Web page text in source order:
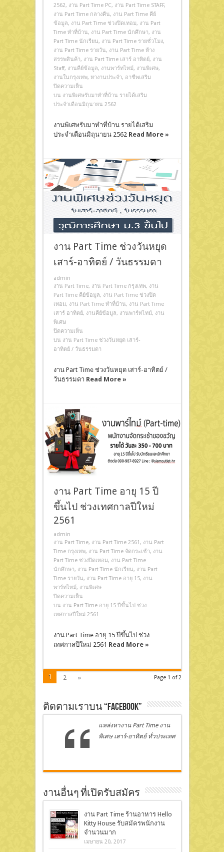
2562, งาน Part Time PC, งาน Part Time STAFF,
งาน Part Time กลางคืน, งาน Part Time คีย์
ข้อมูล, งาน Part Time ช่วงปิดเทอม, งาน Part
Time ทําที่บ้าน, งาน Part Time นักศึกษา, งาน
Part Time นักเรียน, งาน Part Time รายชั่วโมง,
งาน Part Time รายวัน, งาน Part Time ห้าง
สรรพสินค้า, งาน Part Time เสาร์ อาทิตย์, งาน
Staff, งานคีย์ข้อมูล, งานพาร์ทไทม์, งานพิเศษ,
งานในกรุงเทพ, หางานประจำ, อาชีพเสริม
ปิดความเห็น
บน งานพิเศษรับมาทำที่บ้าน รายได้เสริม
ประจำเดือนมิถุนายน 2562
งานพิเศษรับมาทำที่บ้าน รายได้เสริม
ประจำเดือนมิถุนายน 2562 Read More »
งาน Part Time ช่วงวันหยุด
เสาร์-อาทิตย์ / วันธรรมดา
admin
งาน Part Time, งาน Part Time กรุงเทพ, งาน
Part Time คีย์ข้อมูล, งาน Part Time ช่วงปิด
เทอม, งาน Part Time ทําที่บ้าน, งาน Part Time
เสาร์ อาทิตย์, งานคีย์ข้อมูล, งานพาร์ทไทม์, งาน
พิเศษ
ปิดความเห็น
บน งาน Part Time ช่วงวันหยุด เสาร์-
อาทิตย์ / วันธรรมดา
งาน Part Time ช่วงวันหยุด เสาร์-อาทิตย์ /
วันธรรมดา Read More »
งาน Part Time อายุ 15 ปี
ขึ้นไป ช่วงเทศกาลปีใหม่
2561
admin
งาน Part Time, งาน Part Time 2561 , งาน Part
Time กรุงเทพ, งาน Part Time จัดกระเช้า, งาน
Part Time ช่วงปิดเทอม, งาน Part Time
นักศึกษา, งาน Part Time นักเรียน, งาน Part
Time รายวัน, งาน Part Time อายุ 15, งาน
พาร์ทไทม์, งานพิเศษ
ปิดความเห็น
บน งาน Part Time อายุ 15 ปีขึ้นไป ช่วง
เทศกาลปีใหม่ 2561
งาน Part Time อายุ 15 ปีขึ้นไป ช่วง
เทศกาลปีใหม่ 2561 Read More »
Page 1 of 2
1 2 »
ติดตามเราบน “Facebook”
แหล่งหางาน Part Time งาน
พิเศษ เสาร์-อาทิตย์ ทั่วประเทศ
งานอื่นๆ ที่เปิดรับสมัคร
งาน Part Time ร้านอาหาร Hello
Kitty House รับสมัครพนักงาน
จำนวนมาก
เมษายน 20, 2017